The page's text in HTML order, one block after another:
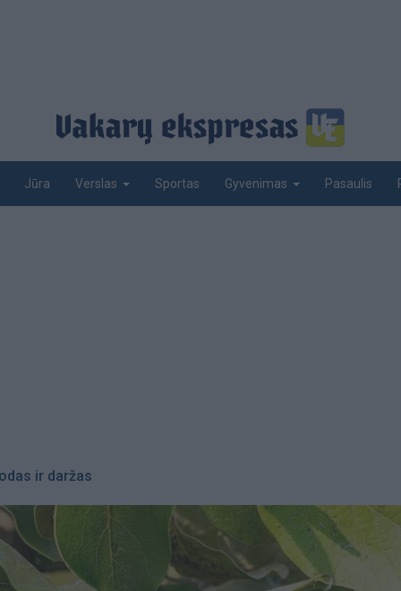
Jūra Verslas Sportas Gyvenimas Pasaulis
ir daržas